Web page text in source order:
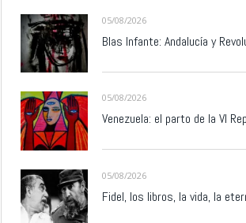
05/08/2026
Blas Infante: Andalucía y
05/08/2026
Venezuela: el parto de la VI
05/08/2026
Fidel, los libros, la vida, la